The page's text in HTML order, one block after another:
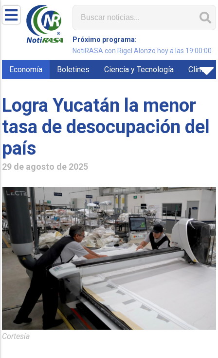
Próximo programa:
NotiRASA con Rigel Alonzo hoy a las 19:00:00
Economía Boletines Ciencia y Tecnología Clima
Logra Yucatán la menor
tasa de desocupación del
país
29 de agosto de 2025
Cortesía